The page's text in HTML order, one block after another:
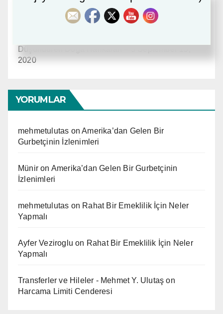
Amerika’dan Gelen Bir Gurbetçinin İzlenimleri
September 21, 2020
Düşündüren Doğa Harikaları – 3
2020
YORUMLAR
mehmetulutas onAmerika’dan Gelen Bir
Gurbetçinin İzlenimleri
Münir on Amerika’dan Gelen Bir Gurbetçinin
İzlenimleri
mehmetulutas on Rahat Bir Emeklilik İçin Neler
Yapmalı
Ayfer Veziroglu on Rahat Bir Emeklilik İçin Neler
Yapmalı
Transferler ve Hileler - Mehmet Y. Ulutaş on
Harcama Limiti Cenderesi